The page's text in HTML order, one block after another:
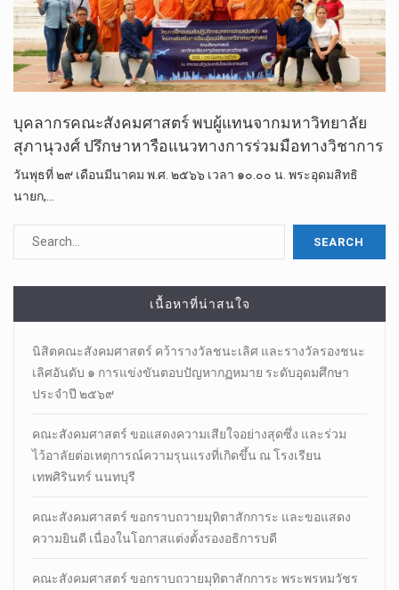
บุคลากรคณะสังคมศาสตร์ พบผู้แทนจากมหาวิทยาลัย
สุภานุวงศ์ ปรึกษาหารือแนวทางการร่วมมือทางวิชาการ
วันพุธที่​ ๒๙ เดือนมีนาคม​ พ.ศ. ๒๕๖๖ เวลา ๑๐.๐๐ น. พระอุดมสิทธิ
นายก,​…
เนื้อหาที่น่าสนใจ
นิสิตคณะสังคมศาสตร์​ คว้ารางวัลชนะเลิศ และรางวัลรองชนะ
เลิศอันดับ ๑ การแข่งขันตอบปัญหากฏหมาย ระดับอุดมศึกษา
ประจำปี ๒๕๖๙
คณะสังคมศาสตร์ ขอแสดงความเสียใจอย่างสุดซึ่ง และร่วม
ไว้อาลัยต่อเหตุการณ์ความรุนแรงที่เกิดขึ้น ณ โรงเรียน
เทพศิรินทร์ นนทบุรี
คณะสังคมศาสตร์ ขอกราบถวายมุทิตาสักการะ และขอแสดง
ความยินดี เนื่องในโอกาสแต่งตั้งรองอธิการบดี
คณะสังคมศาสตร์ ขอกราบถวายมุทิตาสักการะ พระพรหมวัชร